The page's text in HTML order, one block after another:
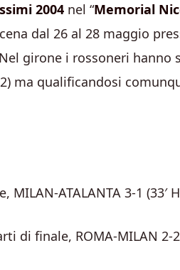
2004 nel “Memorial
dal 26 al 28 maggio
girone i rossoneri hanno
ma qualificandosi
ATALANTA 3-1 (33′
di finale, ROMA-MILAN 2-